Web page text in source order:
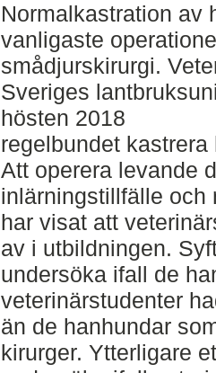
Normalkastration av
vanligaste
smådjurskirurgi.
Sveriges
hösten 2018
regelbundet
Att operera levande
inlärningstillfälle och
har visat att
av i utbildningen.
undersöka ifall de
veterinärstudenter
än de hanhundar
kirurger. Ytterligare